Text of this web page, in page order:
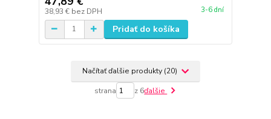
38,93 € bez DPH 3-6 dní
Pridať do košíka
Načítať ďalšie produkty (20)
strana z 6ďalšie